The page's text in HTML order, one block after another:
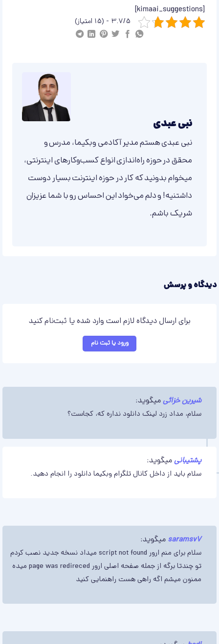
[kimaai_suggestions]
3.7/5 - (15 امتیاز)
نبی عبدی
نبی عبدی هستم مدیر آکادمی وبکیما، مدرس و
محقق در حوزه راه‌اندازی انواع کسب‌وکارهای اینترنتی،
میخوام بدونید که کار در حوزه اینترنت بسیار دوست
داشتنیه! و دلم می‌خواد این احساس رو با شما عزیزان
شریک باشم.
دیدگاه و پرسش
برای ارسال دیدگاه لازم است وارد شده یا ثبت‌نام کنید
ورود یا ثبت نام
شیرین خزائیمیگوید:
سلام، مداد زرد لینک دانلود نداره که، کجاست؟
پشتیبانیمیگوید:
سلام باید از داخل کانال تلگرام وبکیما دانلود را انجام دهید.
saramsv7 میگوید:
سلام برای منم ارور script not found میداد نسخه جدید نصب کردم
تو چندتا برگه از جمله صفحه اصلی ارور page was redireced میده
ممنون میشم اگه راهی هست راهنمایی کنید